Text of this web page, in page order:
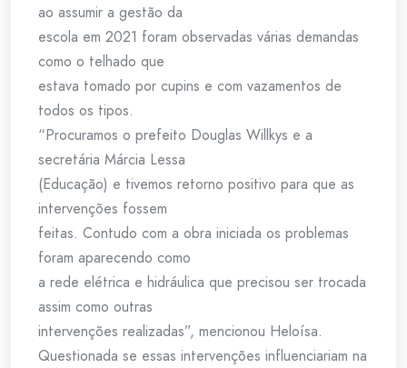
ao assumir a gestão da
escola em 2021 foram observadas várias demandas
como o telhado que
estava tomado por cupins e com vazamentos de
todos os tipos.
“Procuramos o prefeito Douglas Willkys e a
secretária Márcia Lessa
(Educação) e tivemos retorno positivo para que as
intervenções fossem
feitas. Contudo com a obra iniciada os problemas
foram aparecendo como
a rede elétrica e hidráulica que precisou ser trocada
assim como outras
intervenções realizadas”, mencionou Heloísa.
Questionada se essas intervenções influenciariam na